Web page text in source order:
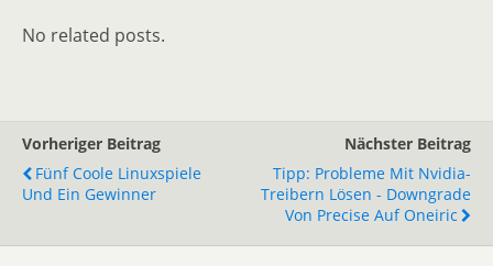
No related posts.
Vorheriger Beitrag
Fünf Coole Linuxspiele
Und Ein Gewinner
Nächster Beitrag
Tipp: Probleme Mit Nvidia-
Treibern Lösen - Downgrade
Von Precise Auf Oneiric